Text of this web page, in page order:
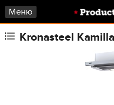
Меню
Kronasteel